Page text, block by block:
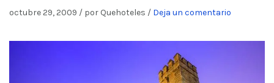
octubre 29, 2009 / por Quehoteles / Deja un comentario